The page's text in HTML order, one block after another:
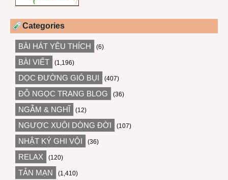
Categories
BÀI HÁT YÊU THÍCH (6)
BÀI VIẾT (1,196)
DỌC ĐƯỜNG GIÓ BỤI (407)
ĐỖ NGỌC TRANG BLOG (36)
NGẪM & NGHĨ (12)
NGƯỢC XUÔI DÒNG ĐỜI (107)
NHẬT KÝ GHI VỘI (36)
RELAX (120)
TẢN MẠN (1,410)